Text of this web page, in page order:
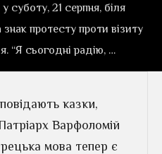
суботу, 21 серпня, біля
протесту проти візиту
“Я сьогодні радію, …
казки,
Варфоломій
мова тепер є